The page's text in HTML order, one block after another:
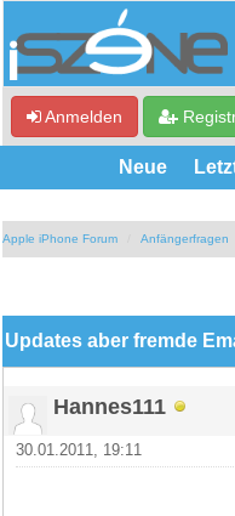
Anmelden
Neue
Apple iPhone Forum Anfängerfragen
Updates aber fremde
Hannes111
30.01.2011, 19:11